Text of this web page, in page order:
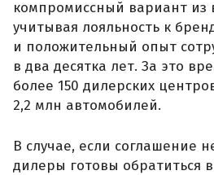
компромиссный вариант из
учитывая лояльность к
и положительный опыт
в два десятка лет. За это
более 150 дилерских
2,2 млн автомобилей.
В случае, если соглашение
дилеры готовы обратиться